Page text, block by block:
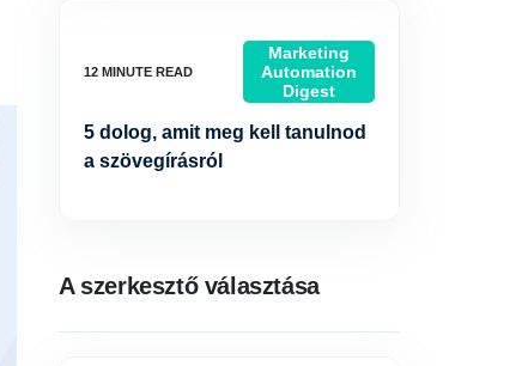
Marketing
Automation
Digest
5 dolog, amit meg kell tanulnod
a szövegírásról
A szerkesztő választása